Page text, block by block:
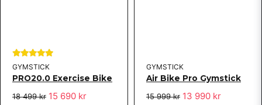
GYMSTICK
PRO20.0 Exercise Bike
18 499 kr 15 690 kr
GYMSTICK
Air Bike Pro Gymstick
15 999 kr 13 990 kr